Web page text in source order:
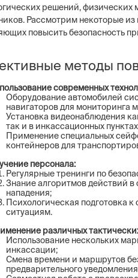
решений, физических
Рассмотрим некоторые
повысить безопасность
методы
современных
Оборудование автомобилей
навигаторов для мониторинга
Установка видеонаблюдения
так и в инкассационных
Применение специальных
контейнеров для
персонала:
Регулярные тренинги по
Знание алгоритмов действий в
нападения;
Психологическая подготовка
ситуациям.
различных
Использование нескольких
инкассации;
Смена времени и маршрутов
предварительного